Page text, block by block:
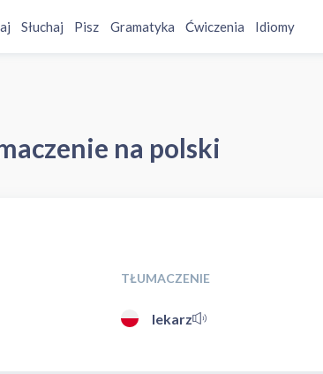
Słuchaj Pisz Gramatyka Ćwiczenia Idiomy
na polski
TŁUMACZENIE
lekarz